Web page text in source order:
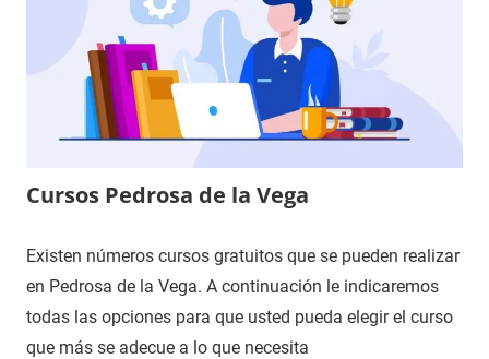
Cursos Pedrosa de la Vega
Existen números cursos gratuitos que se pueden realizar
en Pedrosa de la Vega. A continuación le indicaremos
todas las opciones para que usted pueda elegir el curso
que más se adecue a lo que necesita